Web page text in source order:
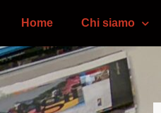
Home Chi siamo